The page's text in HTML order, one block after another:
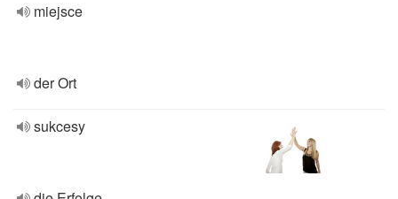
miejsce
der Ort
sukcesy